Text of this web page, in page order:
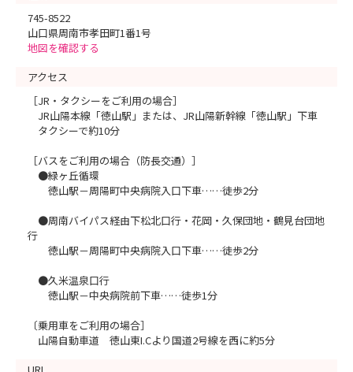
745-8522
山口県周南市孝田町1番1号
地図を確認する
アクセス
［JR・タクシーをご利用の場合］
JR山陽本線「徳山駅」または、JR山陽新幹線「徳山駅」下車
タクシーで約10分
［バスをご利用の場合（防長交通）］
●緑ヶ丘循環
徳山駅－周陽町中央病院入口下車……徒歩2分
●周南バイパス経由下松北口行・花岡・久保団地・鶴見台団地
行
徳山駅－周陽町中央病院入口下車……徒歩2分
●久米温泉口行
徳山駅－中央病院前下車……徒歩1分
〔乗用車をご利用の場合］
山陽自動車道 徳山東I.Cより国道2号線を西に約5分
URL